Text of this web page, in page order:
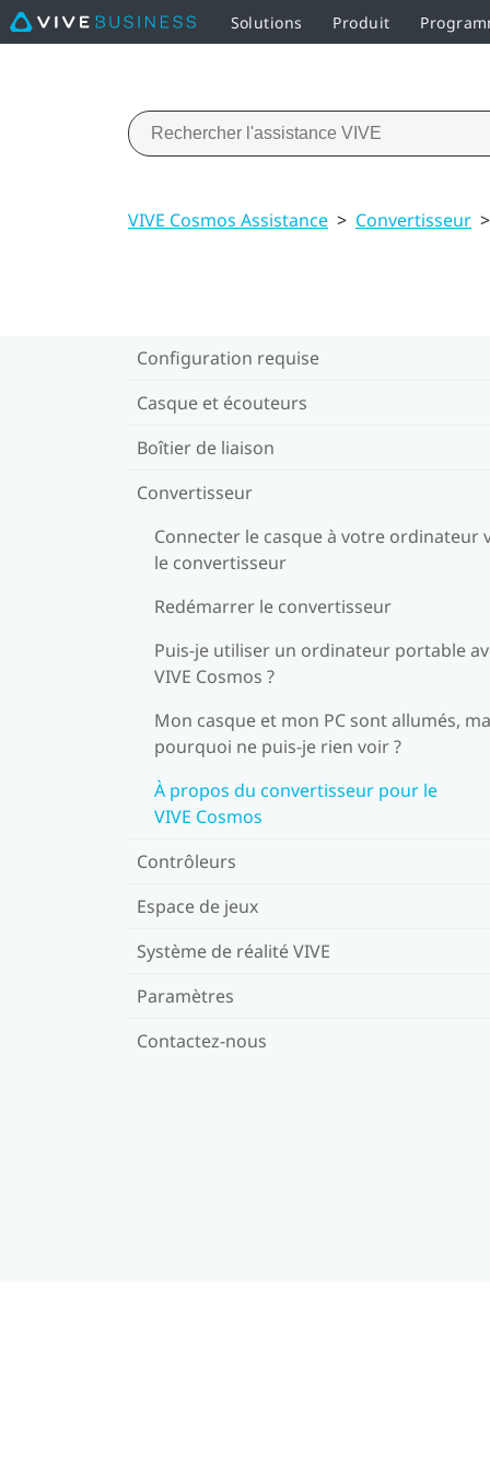
Solutions Produit
VIVE Cosmos Assistance > Convertisseur >
Configuration requise
Casque et écouteurs
Boîtier de liaison
Convertisseur
Connecter le casque à votre ordinateur
le convertisseur
Redémarrer le convertisseur
Puis-je utiliser un ordinateur portable
VIVE Cosmos ?
Mon casque et mon PC sont allumés,
pourquoi ne puis-je rien voir ?
À propos du convertisseur pour le
VIVE Cosmos
Contrôleurs
Espace de jeux
Système de réalité VIVE
Paramètres
Contactez-nous